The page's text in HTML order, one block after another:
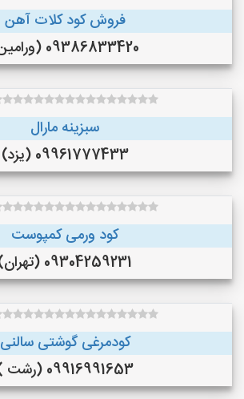
فروش کود کلات آهن
09386833420 (ورامین)
سبزینه مارال
09961777433 (یزد)
کود ورمی کمپوست
09304259231 (تهران)
کودمرغی گوشتی سالنی
09916991653 (رشت )